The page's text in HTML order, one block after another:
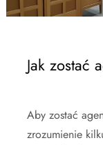
Jak zostać
Aby zostać
zrozumienie